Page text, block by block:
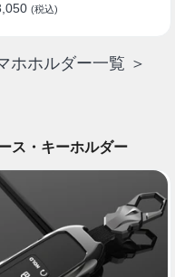
(税込)
ホホルダー一覧 ＞
ス・キーホルダー